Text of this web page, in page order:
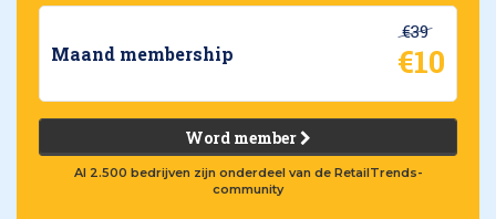
Maand membership
€39
€10
Word member
Al 2.500 bedrijven zijn onderdeel van de RetailTrends-
community